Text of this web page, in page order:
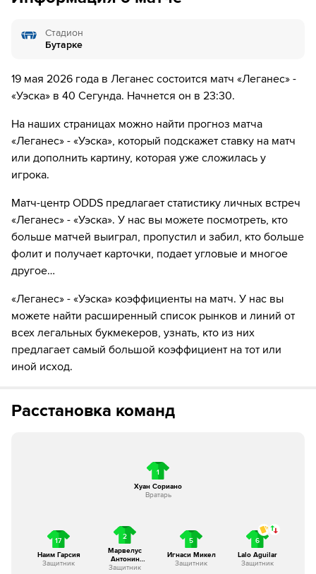
Agbekpornu
86´ Замена "Уэска": Jesus Alvarez ↔ Enol Rodriguez
89´
Замена "Леганес": Дэниэль Родригес ↔ Сейдуба
Сиссе
89´
Стадион
Бутарке
19 мая 2026 года в Леганес состоится матч «Леганес» -
«Уэска» в 40 Сегунда. Начнется он в 23:30.
На наших страницах можно найти прогноз матча
«Леганес» - «Уэска», который подскажет ставку на матч
или дополнить картину, которая уже сложилась у
игрока.
Матч-центр ODDS предлагает статистику личных встреч
«Леганес» - «Уэска». У нас вы можете посмотреть, кто
больше матчей выиграл, пропустил и забил, кто больше
фолит и получает карточки, подает угловые и многое
другое…
«Леганес» - «Уэска» коэффициенты на матч. У нас вы
можете найти расширенный список рынков и линий от
всех легальных букмекеров, узнать, кто из них
предлагает самый большой коэффициент на тот или
иной исход.
Расстановка команд
1
Хуан Сориано
Вратарь
17
Наим Гарсия
Защитник
2
Марвелус
Антонин
Гарсон
Защитник
5
Игнаси Микел
Защитник
6
Lalo Aguilar
Защитник